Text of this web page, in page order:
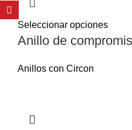
Seleccionar opciones
Anillo de
Anillos con Circon